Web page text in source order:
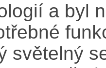
a byl
světelný